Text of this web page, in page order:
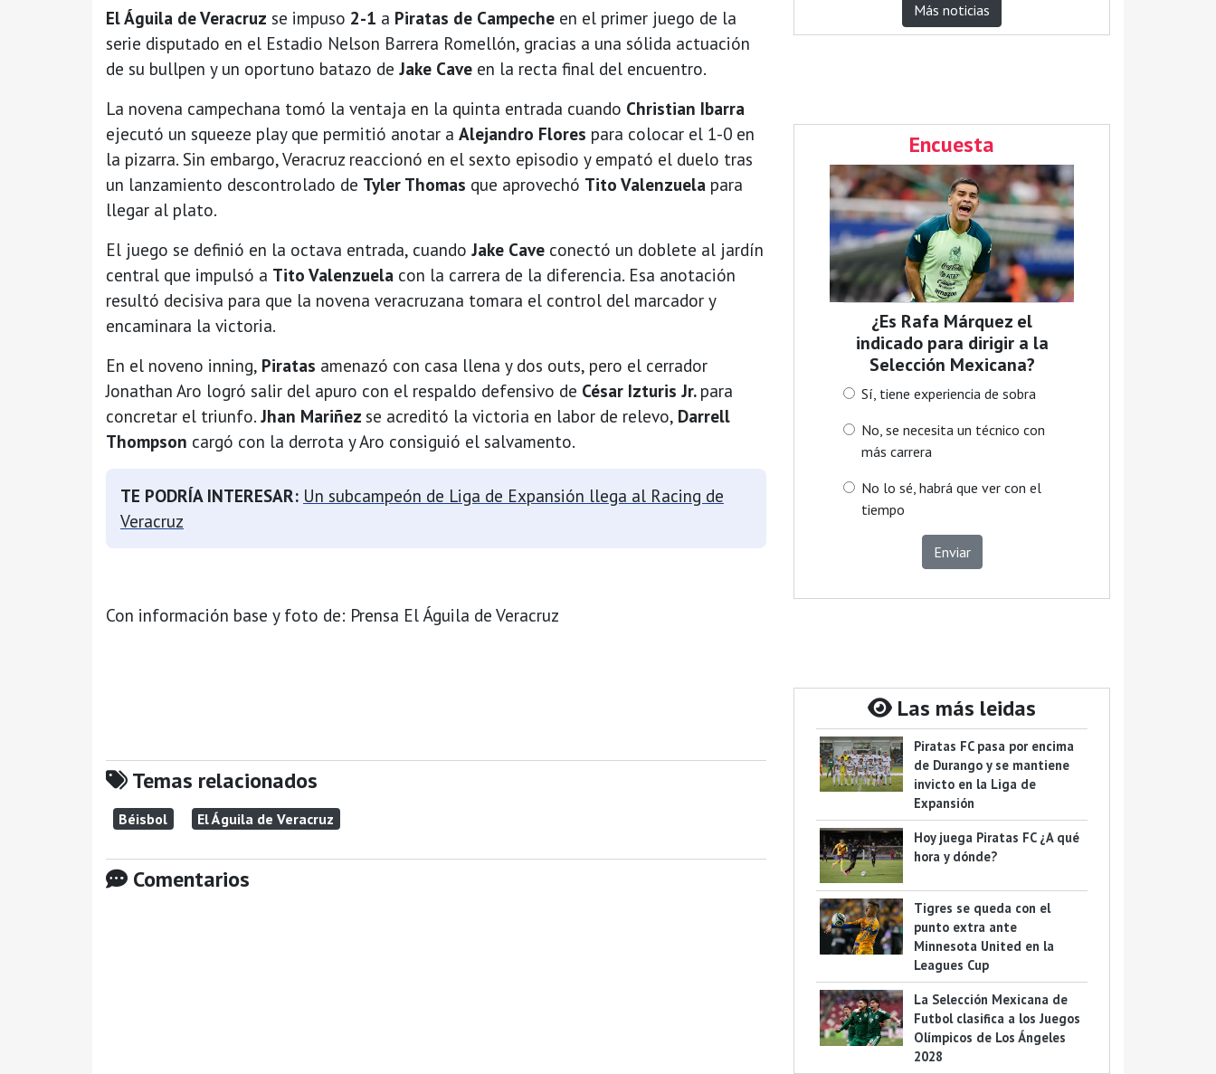
El Águila de Veracruz se impuso 2-1 a Piratas de Campeche en el primer juego de la
serie disputado en el Estadio Nelson Barrera Romellón, gracias a una sólida actuación
de su bullpen y un oportuno batazo de Jake Cave en la recta final del encuentro.
La novena campechana tomó la ventaja en la quinta entrada cuando Christian Ibarra
ejecutó un squeeze play que permitió anotar a Alejandro Flores para colocar el 1-0 en
la pizarra. Sin embargo, Veracruz reaccionó en el sexto episodio y empató el duelo tras
un lanzamiento descontrolado de Tyler Thomas que aprovechó Tito Valenzuela para
llegar al plato.
El juego se definió en la octava entrada, cuando Jake Cave conectó un doblete al jardín
central que impulsó a Tito Valenzuela con la carrera de la diferencia. Esa anotación
resultó decisiva para que la novena veracruzana tomara el control del marcador y
encaminara la victoria.
En el noveno inning, Piratas amenazó con casa llena y dos outs, pero el cerrador
Jonathan Aro logró salir del apuro con el respaldo defensivo de César Izturis Jr. para
concretar el triunfo. Jhan Mariñez se acreditó la victoria en labor de relevo, Darrell
Thompson cargó con la derrota y Aro consiguió el salvamento.
TE PODRÍA INTERESAR: Un subcampeón de Liga de Expansión llega al Racing de
Veracruz
Con información base y foto de: Prensa El Águila de Veracruz
Temas relacionados
Béisbol El Águila de Veracruz
Comentarios
Más noticias
Encuesta
¿Es Rafa Márquez el
indicado para dirigir a la
Selección Mexicana?
Sí, tiene experiencia de sobra
No, se necesita un técnico con
más carrera
No lo sé, habrá que ver con el
tiempo
Enviar
Las más leidas
Piratas FC pasa por encima
de Durango y se mantiene
invicto en la Liga de
Expansión
Hoy juega Piratas FC ¿A qué
hora y dónde?
Tigres se queda con el
punto extra ante
Minnesota United en la
Leagues Cup
La Selección Mexicana de
Futbol clasifica a los Juegos
Olímpicos de Los Ángeles
2028